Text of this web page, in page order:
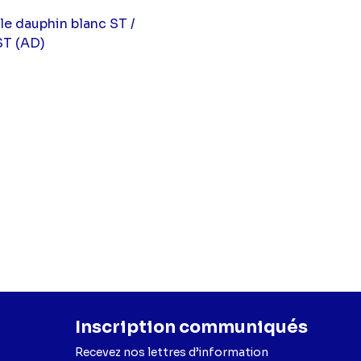
dauphin blanc ST /
(AD)
Inscription communiqués
Recevez nos lettres d’information